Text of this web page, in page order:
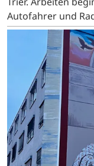
Autofahrer und